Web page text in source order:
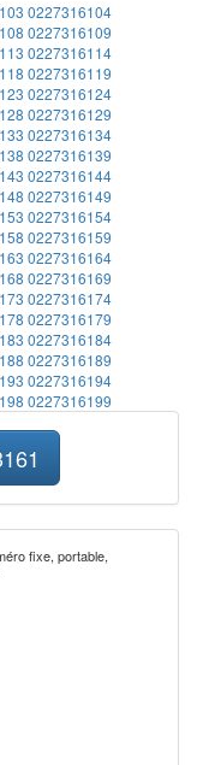
0227316104
0227316109
0227316114
0227316119
0227316124
0227316129
0227316134
0227316139
0227316144
0227316149
0227316154
0227316159
0227316164
0227316169
0227316174
0227316179
0227316184
0227316189
0227316194
0227316199
fixe, portable,